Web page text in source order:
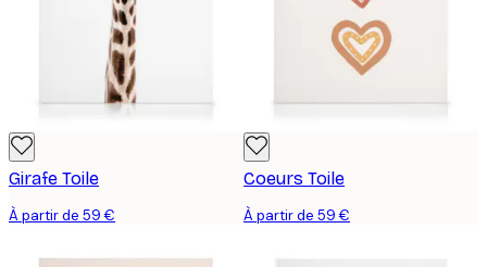
Girafe Toile
À partir de 59 €
Coeurs Toile
À partir de 59 €